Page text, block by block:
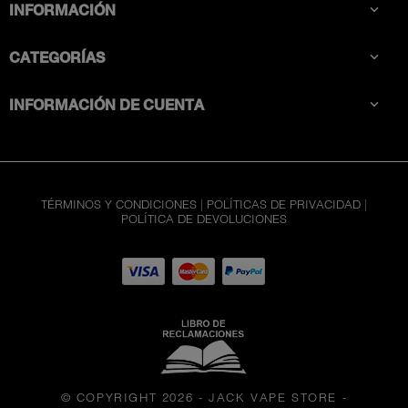
INFORMACIÓN 
CATEGORÍAS 
INFORMACIÓN DE CUENTA 
TÉRMINOS Y CONDICIONES | POLÍTICAS DE PRIVACIDAD |
POLÍTICA DE DEVOLUCIONES
© COPYRIGHT 2026 - JACK VAPE STORE -